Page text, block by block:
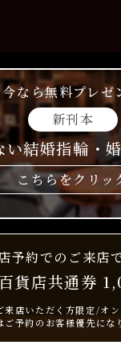
なら無料プレゼ
新刊本
い結婚指輪・
こちらをクリッ
予約でのご来店
貨店共通券
店いただく方限定/オン
予約のお客様優先にな